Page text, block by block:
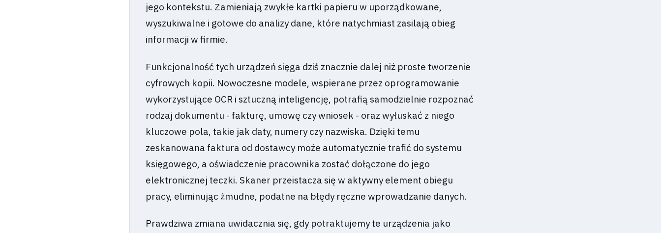
jego kontekstu. Zamieniają zwykłe kartki papieru w uporządkowane,
wyszukiwalne i gotowe do analizy dane, które natychmiast zasilają obieg
informacji w firmie.
Funkcjonalność tych urządzeń sięga dziś znacznie dalej niż proste tworzenie
cyfrowych kopii. Nowoczesne modele, wspierane przez oprogramowanie
wykorzystujące OCR i sztuczną inteligencję, potrafią samodzielnie rozpoznać
rodzaj dokumentu - fakturę, umowę czy wniosek - oraz wyłuskać z niego
kluczowe pola, takie jak daty, numery czy nazwiska. Dzięki temu
zeskanowana faktura od dostawcy może automatycznie trafić do systemu
księgowego, a oświadczenie pracownika zostać dołączone do jego
elektronicznej teczki. Skaner przeistacza się w aktywny element obiegu
pracy, eliminując żmudne, podatne na błędy ręczne wprowadzanie danych.
Prawdziwa zmiana uwidacznia się, gdy potraktujemy te urządzenia jako